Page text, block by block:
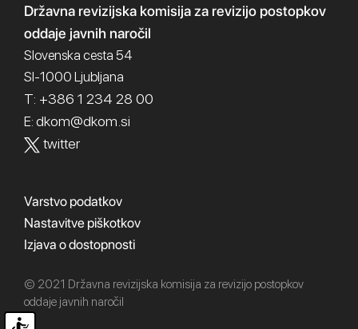
Državna revizijska komisijaza revizijo postopkov
oddaje javnih naročil
Slovenska cesta 54
SI-1000 Ljubljana
T: +386 1 234 28 00
E: dkom@dkom.si
twitter
Varstvo podatkov
Nastavitve piškotkov
Izjava o dostopnosti
© 2021 Državna revizijska komisija za revizijo postopkov
oddaje javnih naročil